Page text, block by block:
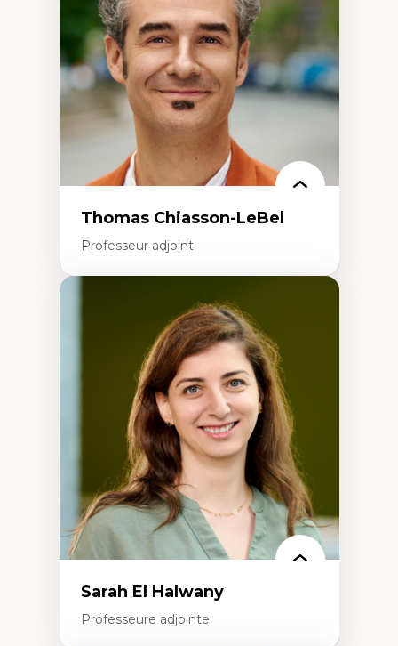
Écologie industrielle
Aménagement durable du territoire
Développement régional
Coopératives
Télétravail en milieu rural francophone
Transition socio-écologique
Thomas Chiasson-LeBel
Professeur adjoint
Théories du développement
Économie politique comparée
Élites économiques
Sociologie économique
Extractivisme
Classes sociales
Mouvements sociaux
Théories de l’État
Sarah El Halwany
Professeure adjointe